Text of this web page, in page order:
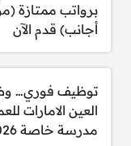
درجة
خبرة
التقديم قبل 30/04/2025، الساعة 07:53 صباحًا.
للتقديم علي
برواتب ممتازة
أجانب) قدم الآن
توظيف فوري…
العين الامارات
مدرسة خاصة 2026